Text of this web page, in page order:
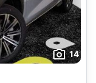
14